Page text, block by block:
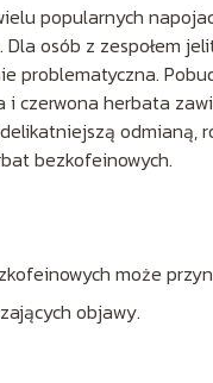
popularnych
Dla osób z zespołem
problematyczna.
i czerwona herbata
odmianą,
bezkofeinowych.
może
objawy.